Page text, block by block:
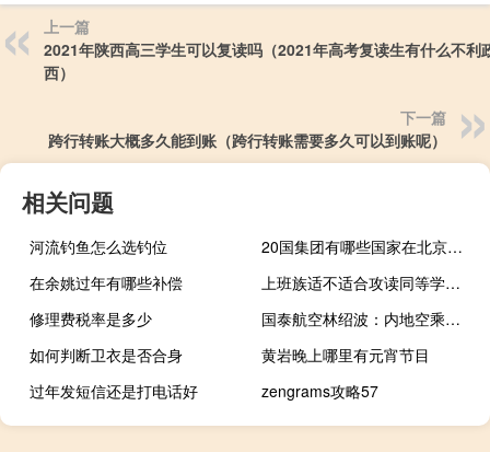
上一篇
2021年陕西高三学生可以复读吗（2021年高考复读生有什么不利
西）
下一篇
跨行转账大概多久能到账（跨行转账需要多久可以到账呢）
相关问题
河流钓鱼怎么选钓位
20国集团有哪些国家在北京召开卫生峰会（20国集团有哪些国家）
在余姚过年有哪些补偿
上班族适不适合攻读同等学力在职研究生是首选吗
修理费税率是多少
国泰航空林绍波：内地空乘的工资待遇标准、轮班制度与香港空乘一样
如何判断卫衣是否合身
黄岩晚上哪里有元宵节目
过年发短信还是打电话好
zengrams攻略57